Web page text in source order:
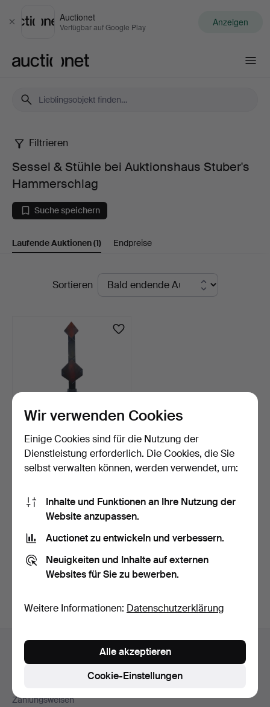
Schließen
Auctionet
Verfügbar auf Google Play Anzeigen
Sessel
Stühle
bei
Stuber's
Hammerschlag
Filtrieren
Sessel & Stühle bei Auktionshaus Stuber's
Hammerschlag
Suche speichern
Laufende Auktionen(1) Endpreise
LaufendeSortieren
RUDI MUTH (GEB. 1947) –
SKULPTURALER KUNST…
3 Std 7 Min
3.237 USD
Sie können auch inBeendete Auktionen aus unserem
suchen.
Fußzeilen-
Kontakt mit dem Support aufnehmen
Zahlungsweisen
Wir verwenden Cookies
Einige Cookies sind für die Nutzung der
Dienstleistung erforderlich. Die Cookies, die Sie
selbst verwalten können, werden verwendet, um:
Inhalte und Funktionen an Ihre Nutzung der
Website anzupassen.
Auctionet zu entwickeln und verbessern.
Neuigkeiten und Inhalte auf externen
Websites für Sie zu bewerben.
Weitere Informationen: Datenschutzerklärung
Cookie-Einstellungen
Alle akzeptieren